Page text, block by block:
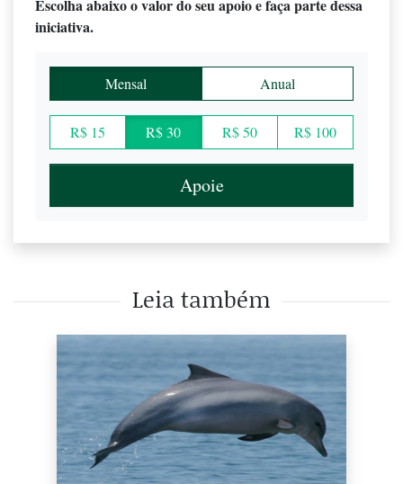
Escolha abaixo o valor do seu apoio e faça parte dessa
iniciativa.
Mensal Anual
R$ 15 R$ 30 R$ 50 R$ 100
Apoie
Leia também